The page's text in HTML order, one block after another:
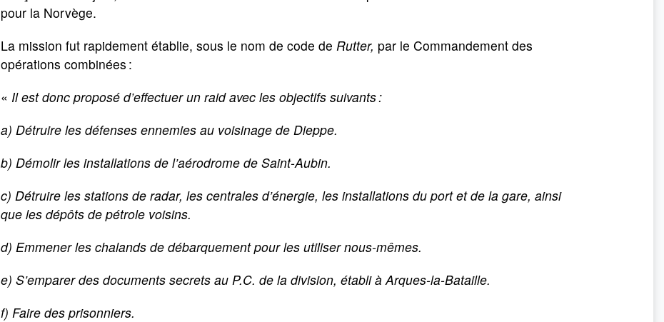
pour la Norvège.
La mission fut rapidement établie, sous le nom de code de Rutter, par le Commandement des
opérations combinées :
« Il est donc proposé d’effectuer un raid avec les objectifs suivants :
a) Détruire les défenses ennemies au voisinage de Dieppe.
b) Démolir les installations de l’aérodrome de Saint-Aubin.
c) Détruire les stations de radar, les centrales d’énergie, les installations du port et de la gare, ainsi
que les dépôts de pétrole voisins.
d) Emmener les chalands de débarquement pour les utiliser nous-mêmes.
e) S’emparer des documents secrets au P.C. de la division, établi à Arques-la-Bataille.
f) Faire des prisonniers.